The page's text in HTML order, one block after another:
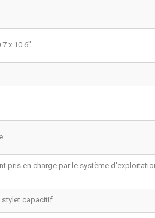
x 10.6"
pris en charge par le système
stylet capacitif